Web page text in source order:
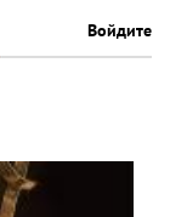
Войдите